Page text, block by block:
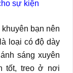
sự kiện
bạn nên
loại có độ dày
sáng xuyên
tốt, treo ở nơi